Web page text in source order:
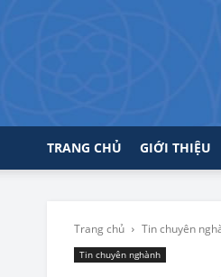
TRANG CHỦ GIỚI THIỆU
Trang chủ Tin chuyên
Tin chuyên nghành